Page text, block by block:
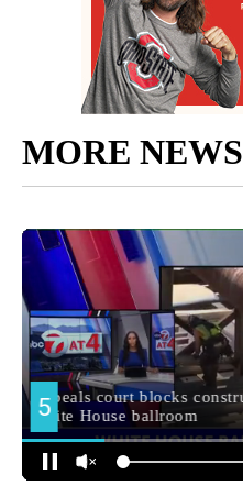
MORE NEWS